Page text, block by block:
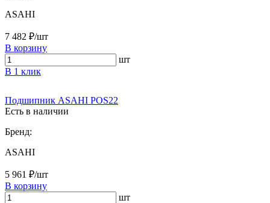
ASAHI
7 482 ₽/шт
В корзину
шт
В 1 клик
Подшипник ASAHI POS22
Есть в наличии
Бренд:
ASAHI
5 961 ₽/шт
В корзину
шт